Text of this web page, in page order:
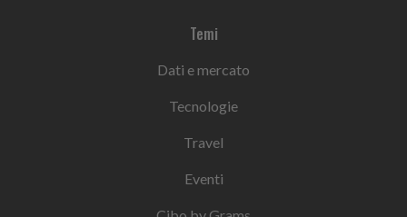
Temi
Dati e mercato
Tecnologie
Travel
Eventi